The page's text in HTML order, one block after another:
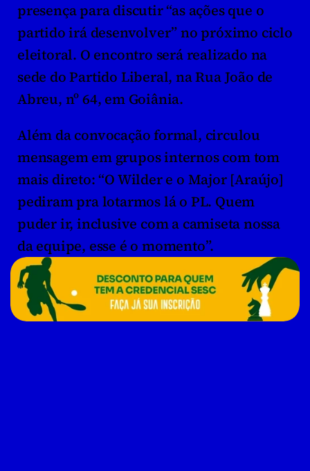
presença para discutir “as ações que o
partido irá desenvolver” no próximo ciclo
eleitoral. O encontro será realizado na
sede do Partido Liberal, na Rua João de
Abreu, nº 64, em Goiânia.
Além da convocação formal, circulou
mensagem em grupos internos com tom
mais direto: “O Wilder e o Major [Araújo]
pediram pra lotarmos lá o PL. Quem
puder ir, inclusive com a camiseta nossa
da equipe, esse é o momento”.